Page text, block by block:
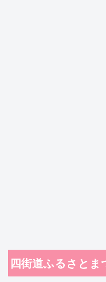
四街道ふるさとま